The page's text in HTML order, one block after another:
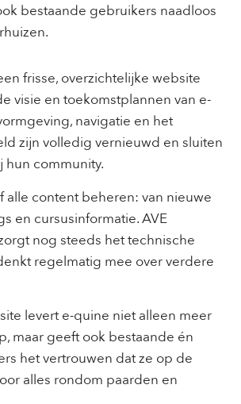
bestaande gebruikers naadloos
frisse, overzichtelijke website
visie en toekomstplannen van e-
navigatie en het
zijn volledig vernieuwd en sluiten
hun community.
alle content beheren: van nieuwe
en cursusinformatie. AVE
nog steeds het technische
regelmatig mee over verdere
levert e-quine niet alleen meer
maar geeft ook bestaande én
het vertrouwen dat ze op de
alles rondom paarden en